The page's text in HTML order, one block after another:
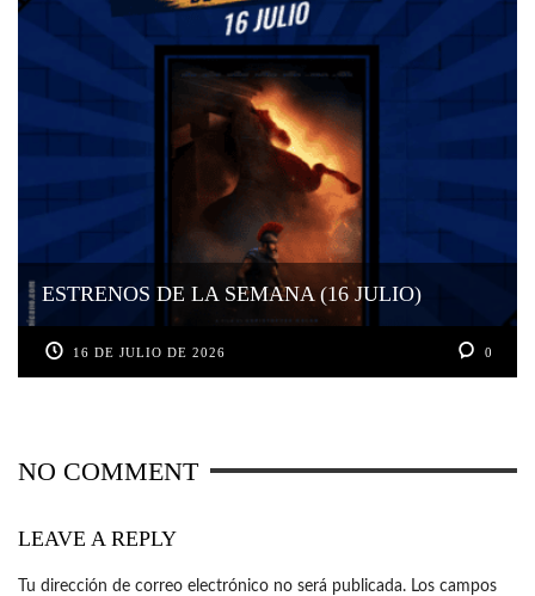
ESTRENOS DE LA SEMANA (16 JULIO)
16 DE JULIO DE 2026 0
NO COMMENT
LEAVE A REPLY
Tu dirección de correo electrónico no será publicada. Los campos